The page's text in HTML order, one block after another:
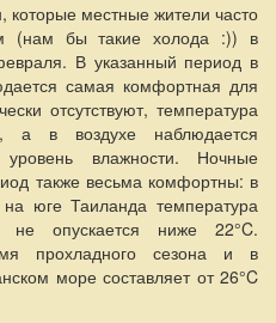
которые местные жители часто
(нам бы такие холода :)) в
В указанный период в
самая комфортная для
отсутствуют, температура
в воздухе наблюдается
влажности. Ночные
также весьма комфортны: в
юге Таиланда температура
не опускается ниже 22°C.
прохладного сезона и в
море составляет от 26°C